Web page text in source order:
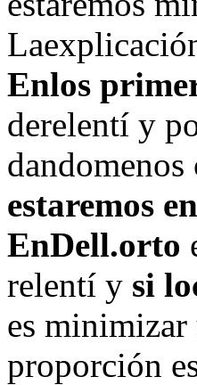
Enlos
derelentí y
estaremos
EnDell.orto
relentí y si
es minimizar
proporción